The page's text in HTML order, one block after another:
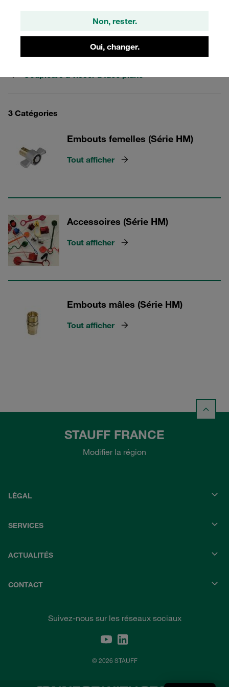
Non, rester.
Oui, changer.
l’hydraulique stationnaire.
Coupleurs à visser à face plane
3 Catégories
Embouts femelles (Série HM)
Tout afficher
Accessoires (Série HM)
Tout afficher
Embouts mâles (Série HM)
Tout afficher
STAUFF FRANCE
Modifier la région
LÉGAL
SERVICES
ACTUALITÉS
CONTACT
Suivez-nous sur les réseaux sociaux
© 2026 STAUFF